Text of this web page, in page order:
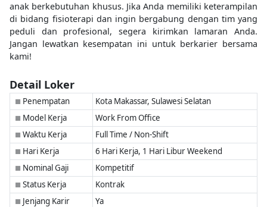
anak berkebutuhan khusus. Jika Anda memiliki keterampilan
di bidang fisioterapi dan ingin bergabung dengan tim yang
peduli dan profesional, segera kirimkan lamaran Anda.
Jangan lewatkan kesempatan ini untuk berkarier bersama
kami!
Detail Loker
■ Penempatan Kota Makassar, Sulawesi Selatan
■ Model Kerja Work From Office
■ Waktu Kerja Full Time / Non-Shift
■ Hari Kerja 6 Hari Kerja, 1 Hari Libur Weekend
■ Nominal Gaji Kompetitif
■ Status Kerja Kontrak
■ Jenjang Karir Ya